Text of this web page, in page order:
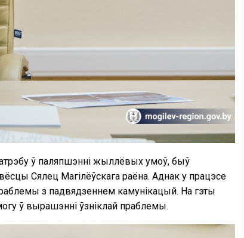
ў паляпшэнні жыллёвых умоў, быў
Сялец Магілёўскага раёна. Аднак у працэсе
з падвядзеннем камунікацый. На гэты
ў вырашэнні ўзніклай праблемы.